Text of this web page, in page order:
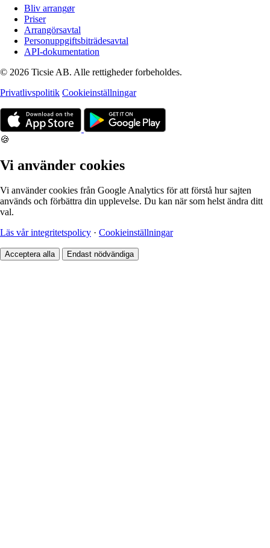
Bliv arrangør
Priser
Arrangörsavtal
Personuppgiftsbiträdesavtal
API-dokumentation
© 2026 Ticsie AB. Alle rettigheder forbeholdes.
Privatlivspolitik Cookieinställningar
🍪
Vi använder cookies
Vi använder cookies från Google Analytics för att förstå hur sajten
används och förbättra din upplevelse. Du kan när som helst ändra ditt
val.
Läs vår integritetspolicy · Cookieinställningar
Acceptera alla Endast nödvändiga